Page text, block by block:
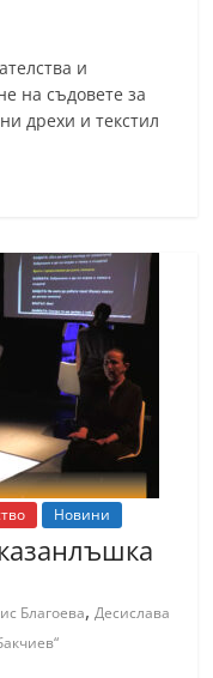
и
на съдовете за
дрехи и текстил
Новини
Благоева,Десислава